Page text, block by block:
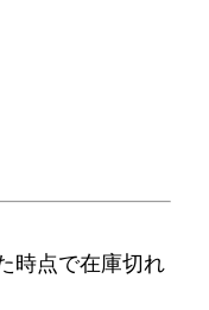
時点で在庫切れ